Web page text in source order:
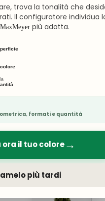
Albero Di
Natale Spray
240 Cm 1831
Palla Di
Natale Vetro
Oro Cm6 Cof
trova la tonalità che
Il configuratore individua
MaxMeyer più adatta.
formati e quantità
il tuo colore→
più tardi